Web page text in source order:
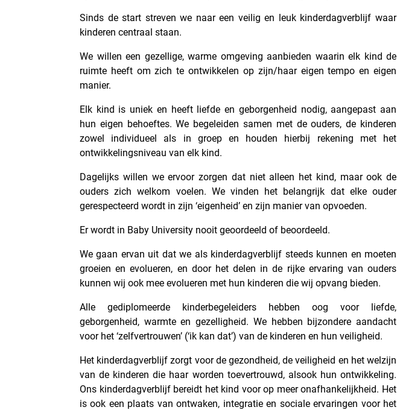
Sinds de start streven we naar een veilig en leuk kinderdagverblijf waar
kinderen centraal staan.
We willen een gezellige, warme omgeving aanbieden waarin elk kind de
ruimte heeft om zich te ontwikkelen op zijn/haar eigen tempo en eigen
manier.
Elk kind is uniek en heeft liefde en geborgenheid nodig, aangepast aan
hun eigen behoeftes. We begeleiden samen met de ouders, de kinderen
zowel individueel als in groep en houden hierbij rekening met het
ontwikkelingsniveau van elk kind.
Dagelijks willen we ervoor zorgen dat niet alleen het kind, maar ook de
ouders zich welkom voelen. We vinden het belangrijk dat elke ouder
gerespecteerd wordt in zijn ‘eigenheid’ en zijn manier van opvoeden.
Er wordt in Baby University nooit geoordeeld of beoordeeld.
We gaan ervan uit dat we als kinderdagverblijf steeds kunnen en moeten
groeien en evolueren, en door het delen in de rijke ervaring van ouders
kunnen wij ook mee evolueren met hun kinderen die wij opvang bieden.
Alle gediplomeerde kinderbegeleiders hebben oog voor liefde,
geborgenheid, warmte en gezelligheid. We hebben bijzondere aandacht
voor het ‘zelfvertrouwen’ (‘ik kan dat’) van de kinderen en hun veiligheid.
Het kinderdagverblijf zorgt voor de gezondheid, de veiligheid en het welzijn
van de kinderen die haar worden toevertrouwd, alsook hun ontwikkeling.
Ons kinderdagverblijf bereidt het kind voor op meer onafhankelijkheid. Het
is ook een plaats van ontwaken, integratie en sociale ervaringen voor het